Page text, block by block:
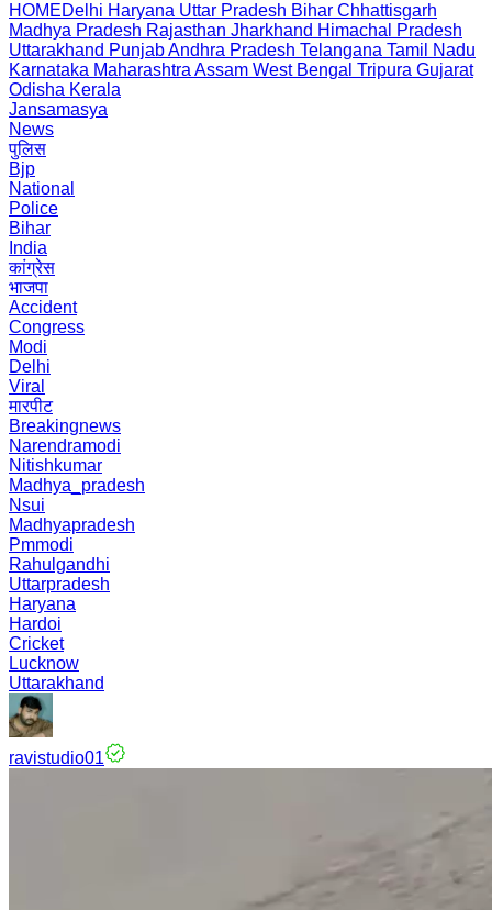
HOMEDelhi Haryana Uttar Pradesh Bihar Chhattisgarh
Madhya Pradesh Rajasthan Jharkhand Himachal Pradesh
Uttarakhand PunjabAndhra Pradesh Telangana Tamil Nadu
Karnataka Maharashtra Assam West Bengal Tripura Gujarat
Odisha Kerala
Jansamasya
News
पुलिस
Bjp
National
Police
Bihar
India
कांग्रेस
भाजपा
Accident
Congress
Modi
Delhi
Viral
मारपीट
Breakingnews
Narendramodi
Nitishkumar
Madhya_pradesh
Nsui
Madhyapradesh
Pmmodi
Rahulgandhi
Uttarpradesh
Haryana
Hardoi
Cricket
Lucknow
Uttarakhand
ravistudio01